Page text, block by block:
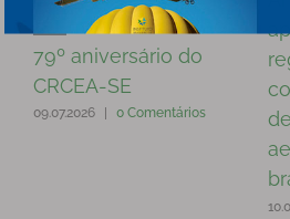
cerimônia alusiva ao
79º aniversário do
CRCEA-SE
09.07.2026 0 Comentários